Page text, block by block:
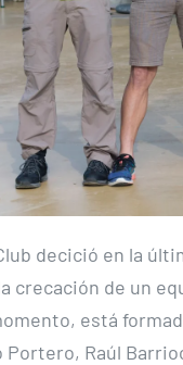
decició en la
crecación de un
está
Portero, Raúl